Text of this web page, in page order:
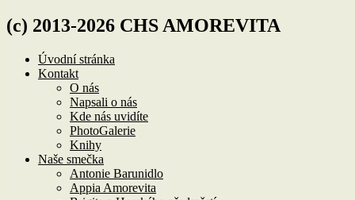
(c) 2013-2026 CHS AMOREVITA
Úvodní stránka
Kontakt
O nás
Napsali o nás
Kde nás uvidíte
PhotoGalerie
Knihy
Naše smečka
Antonie Barunidlo
Appia Amorevita